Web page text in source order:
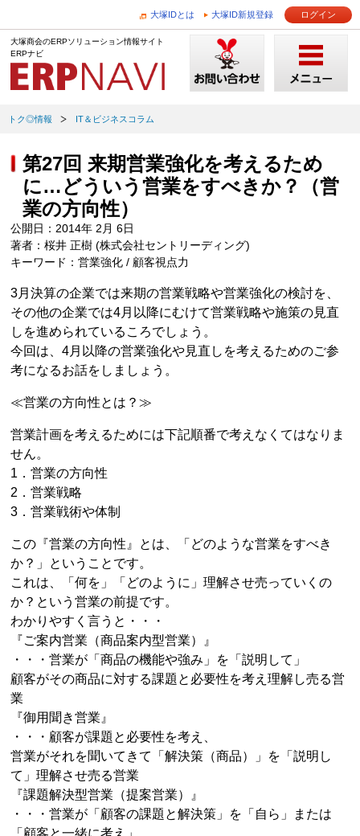
大塚IDとは 大塚ID新規登録 ログイン
大塚商会のERPソリューション情報サイト
ERPナビ
トク◎情報 IT＆ビジネスコラム
第27回 来期営業強化を考えるため
に…どういう営業をすべきか？（営
業の方向性）
公開日：2014年 2月 6日
著者：桜井 正樹 (株式会社セントリーディング)
キーワード：営業強化 / 顧客視点力
3月決算の企業では来期の営業戦略や営業強化の検討を、
その他の企業では4月以降にむけて営業戦略や施策の見直
しを進められているころでしょう。
今回は、4月以降の営業強化や見直しを考えるためのご参
考になるお話をしましょう。
≪営業の方向性とは？≫
営業計画を考えるためには下記順番で考えなくてはなりま
せん。
1．営業の方向性
2．営業戦略
3．営業戦術や体制
この『営業の方向性』とは、「どのような営業をすべき
か？」ということです。
これは、「何を」「どのように」理解させ売っていくの
か？という営業の前提です。
わかりやすく言うと・・・
『ご案内営業（商品案内型営業）』
・・・営業が「商品の機能や強み」を「説明して」
顧客がその商品に対する課題と必要性を考え理解し売る営
業
『御用聞き営業』
・・・顧客が課題と必要性を考え、
営業がそれを聞いてきて「解決策（商品）」を「説明し
て」理解させ売る営業
『課題解決型営業（提案営業）』
・・・営業が「顧客の課題と解決策」を「自ら」または
「顧客と一緒に考え」